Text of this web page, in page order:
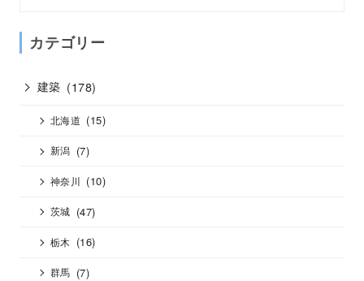
カテゴリー
建築 (178)
北海道 (15)
新潟 (7)
神奈川 (10)
茨城 (47)
栃木 (16)
群馬 (7)